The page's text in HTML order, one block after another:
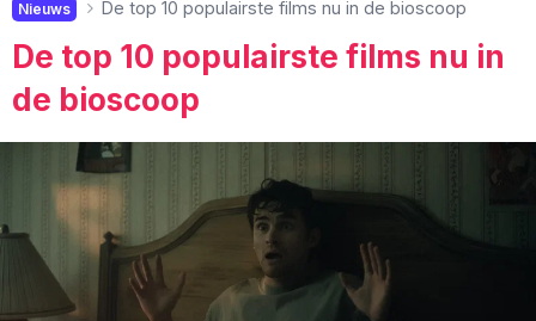
Nieuws De top 10 populairste films nu in de bioscoop
De top 10 populairste films nu in
de bioscoop